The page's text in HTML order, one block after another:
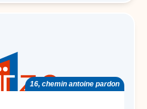
16, chemin antoine pardon